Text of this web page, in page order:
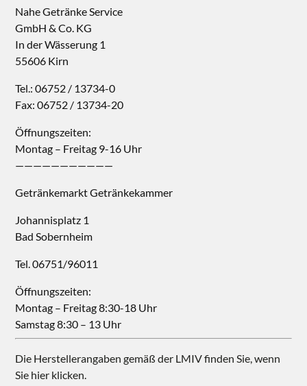
Nahe Getränke Service
GmbH & Co. KG
In der Wässerung 1
55606 Kirn
Tel.: 06752 / 13734-0
Fax: 06752 / 13734-20
Öffnungszeiten:
Montag – Freitag 9-16 Uhr
———————————
Getränkemarkt Getränkekammer
Johannisplatz 1
Bad Sobernheim
Tel. 06751/96011
Öffnungszeiten:
Montag – Freitag 8:30-18 Uhr
Samstag 8:30 – 13 Uhr
Die Herstellerangaben gemäß der LMIV finden Sie, wenn
Sie hier klicken.